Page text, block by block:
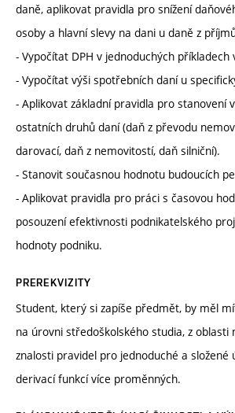
daně, aplikovat pravidla pro snížení
osoby a hlavní slevy na dani u daně z
- Vypočítat DPH v jednoduchých příkladech
- Vypočítat výši spotřebních daní u
- Aplikovat základní pravidla pro stanovení
ostatních druhů daní (daň z převodu
darovací, daň z nemovitostí, daň silniční).
- Stanovit současnou hodnotu budoucích
- Aplikovat pravidla pro práci s časovou
posouzení efektivnosti podnikatelského
hodnoty podniku.
PREREKVIZITY
Student, který si zapíše předmět, by měl
na úrovni středoškolského studia, z oblasti
znalosti pravidel pro jednoduché a složené
derivací funkcí více proměnných.